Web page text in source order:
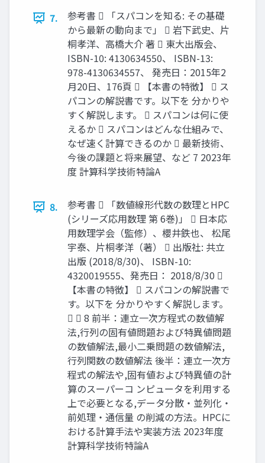
7.
参考書  「スパコンを知る: その基礎
から最新の動向まで」  岩下武史、片
桐孝洋、高橋大介 著  東大出版会、
ISBN-10: 4130634550、 ISBN-13:
978-4130634557、 発売日：2015年2
月20日、176頁  【本書の特徴】  ス
パコンの解説書です。以下を 分かりや
すく解説します。  スパコンは何に使
えるか  スパコンはどんな仕組みで、
なぜ速く計算できるのか  最新技術、
今後の課題と将来展望、など 7 2023年
度 計算科学技術特論A
8.
参考書  「数値線形代数の数理とHPC
(シリーズ応用数理 第 6巻)」  日本応
用数理学会（監修）、櫻井鉄也、 松尾
宇泰、片桐孝洋（著）  出版社: 共立
出版 (2018/8/30)、 ISBN-10:
4320019555、発売日： 2018/8/30 
【本書の特徴】  スパコンの解説書で
す。以下を 分かりやすく解説します。
  8 前半：連立一次方程式の数値解
法,行列の固有値問題および特異値問題
の数値解法,最小二乗問題の数値解法,
行列関数の数値解法 後半：連立一次方
程式の解法や,固有値および特異値の計
算のスーパーコ ンピュータを利用する
上で必要となる,データ分散・並列化・
前処理・通信量 の削減の方法。HPCに
おける計算手法や実装方法 2023年度
計算科学技術特論A